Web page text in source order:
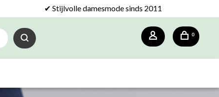
✔ Stijlvolle damesmode sinds 2011
0